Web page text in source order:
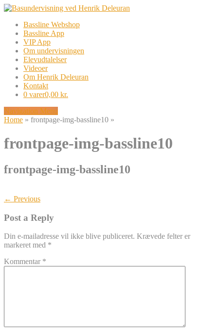
Bassline Webshop
Bassline App
VIP App
Om undervisningen
Elevudtalelser
Videoer
Om Henrik Deleuran
Kontakt
0 varer0,00 kr.
Navigation Menu
Home » frontpage-img-bassline10 »
frontpage-img-bassline10
frontpage-img-bassline10
← Previous
Post a Reply
Din e-mailadresse vil ikke blive publiceret. Krævede felter er
markeret med *
Kommentar *